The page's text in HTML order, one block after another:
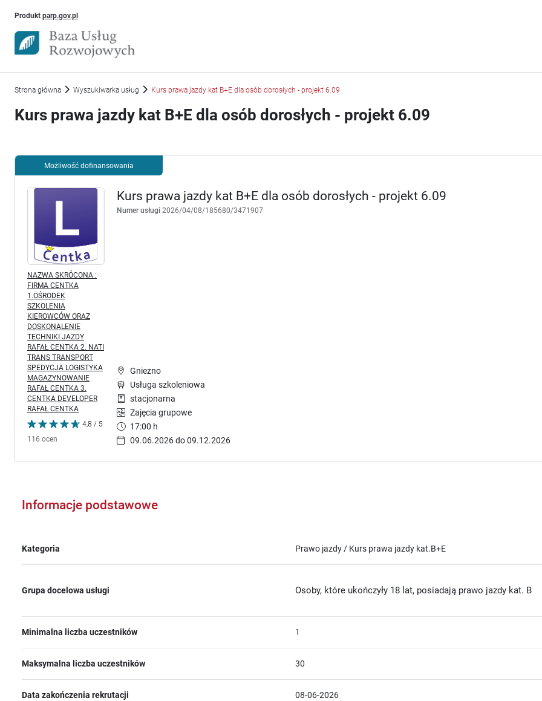
Produkt parp.gov.plUwaga, link otworzy się w nowym oknie
Strona główna Wyszukiwarka usług Kurs prawa jazdy kat B+E dla osób dorosłych - projekt 6.09
Kurs prawa jazdy kat B+E dla osób dorosłych - projekt 6.09
Możliwość dofinansowania
Kurs prawa jazdy kat B+E dla osób dorosłych - projekt 6.09
Numer usługi 2026/04/08/185680/3471907
NAZWA SKRÓCONA :
FIRMA CENTKA
1.OŚRODEK
SZKOLENIA
KIEROWCÓW ORAZ
DOSKONALENIE
TECHNIKI JAZDY
RAFAŁ CENTKA 2. NATI
TRANS TRANSPORT
SPEDYCJA LOGISTYKA
MAGAZYNOWANIE
RAFAŁ CENTKA 3.
CENTKA DEVELOPER
RAFAŁ CENTKA
4,8 / 5
116 ocen
Gniezno
Usługa szkoleniowa
stacjonarna
Zajęcia grupowe
17:00 h
09.06.2026 do 09.12.2026
Informacje podstawowe
Kategoria Prawo jazdy / Kurs prawa jazdy kat.B+E
Grupa docelowa usługi Osoby, które ukończyły 18 lat, posiadają prawo jazdy kat. B
Minimalna liczba uczestników 1
Maksymalna liczba uczestników 30
Data zakończenia rekrutacji 08-06-2026